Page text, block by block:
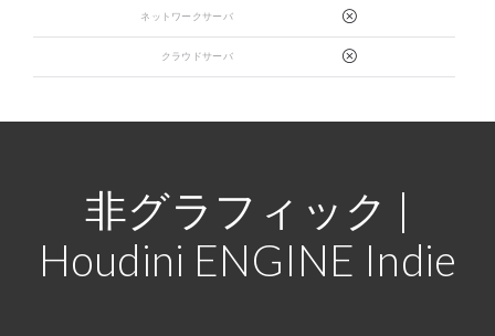
ネットワークサーバ
クラウドサーバ
非グラフィック |
Houdini ENGINE Indie